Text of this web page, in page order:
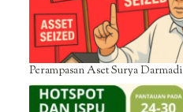
Perampasan Aset Surya Darmadi